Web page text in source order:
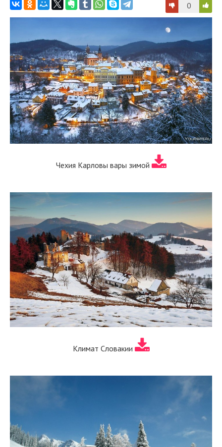
0
Чехия Карловы вары зимой
Климат Словакии